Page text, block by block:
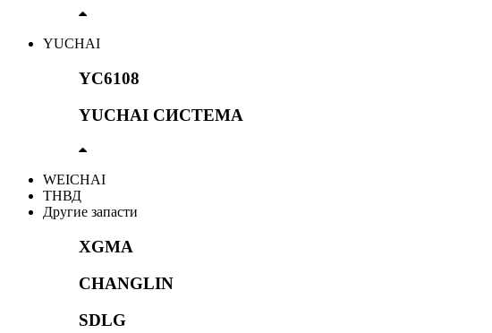
YUCHAI
YC6108
YUCHAI СИСТЕМА
WEICHAI
ТНВД
Другие запасти
XGMA
CHANGLIN
SDLG